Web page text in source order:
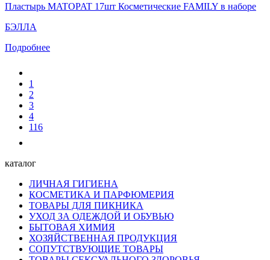
Пластырь MATOPAT 17шт Косметические FAMILY в наборе
БЭЛЛА
Подробнее
1
2
3
4
116
каталог
ЛИЧНАЯ ГИГИЕНА
КОСМЕТИКА И ПАРФЮМЕРИЯ
ТОВАРЫ ДЛЯ ПИКНИКА
УХОД ЗА ОДЕЖДОЙ И ОБУВЬЮ
БЫТОВАЯ ХИМИЯ
ХОЗЯЙСТВЕННАЯ ПРОДУКЦИЯ
СОПУТСТВУЮЩИЕ ТОВАРЫ